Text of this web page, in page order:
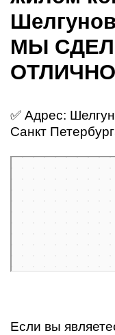
МЫ
✅ Адрес:
Санкт
Если вы